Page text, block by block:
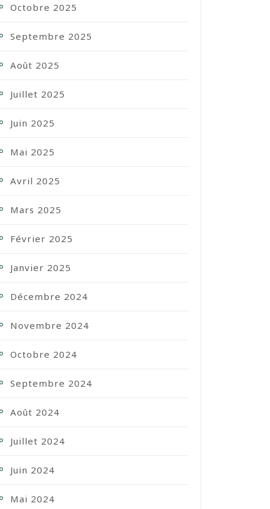
Octobre 2025
Septembre 2025
Août 2025
Juillet 2025
Juin 2025
Mai 2025
Avril 2025
Mars 2025
Février 2025
Janvier 2025
Décembre 2024
Novembre 2024
Octobre 2024
Septembre 2024
Août 2024
Juillet 2024
Juin 2024
Mai 2024